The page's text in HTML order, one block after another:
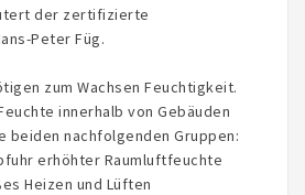
der zertifizierte
Peter Füg.
zum Wachsen Feuchtigkeit.
innerhalb von Gebäuden
beiden nachfolgenden Gruppen:
erhöhter Raumluftfeuchte
Heizen und Lüften